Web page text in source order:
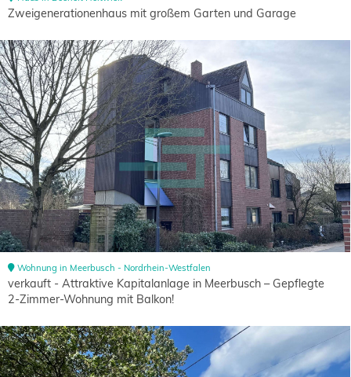
Zweigenerationenhaus mit großem Garten und Garage
Wohnung in Meerbusch - Nordrhein-Westfalen
verkauft - Attraktive Kapitalanlage in Meerbusch – Gepflegte
2-Zimmer-Wohnung mit Balkon!